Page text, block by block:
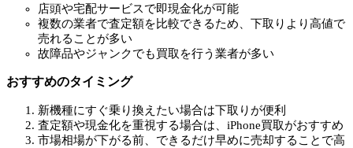
店頭や宅配サービスで即現金化が可能
複数の業者で査定額を比較できるため、下取りより高値で
売れることが多い
故障品やジャンクでも買取を行う業者が多い
おすすめのタイミング
新機種にすぐ乗り換えたい場合は下取りが便利
査定額や現金化を重視する場合は、iPhone買取がおすすめ
市場相場が下がる前、できるだけ早めに売却することで高